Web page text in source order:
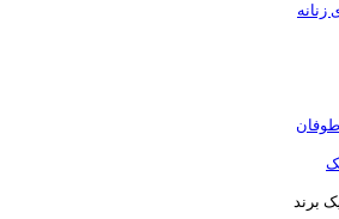
زنانه
برند